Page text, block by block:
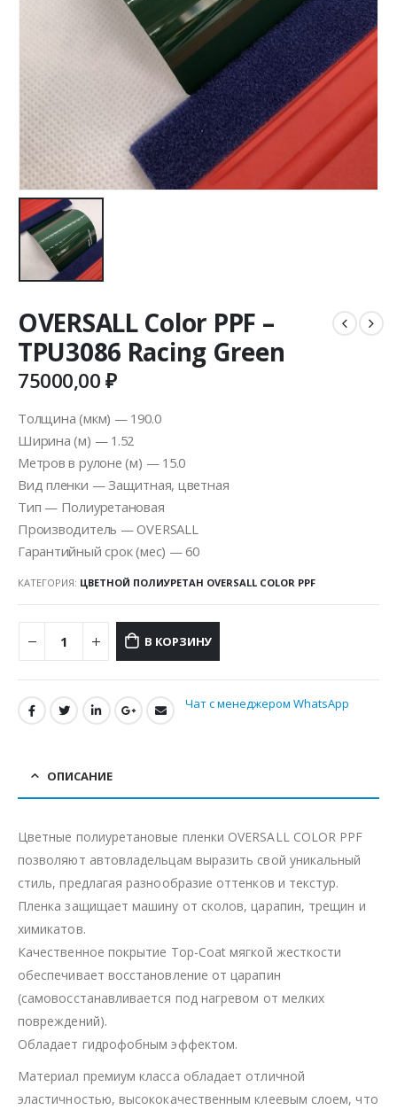
OVERSALL Color PPF –
TPU3086 Racing Green
75000,00₽
Толщина (мкм) — 190.0
Ширина (м) — 1.52
Метров в рулоне (м) — 15.0
Вид пленки — Защитная, цветная
Тип — Полиуретановая
Производитель — OVERSALL
Гарантийный срок (мес) — 60
КАТЕГОРИЯ: ЦВЕТНОЙ ПОЛИУРЕТАН OVERSALL COLOR PPF
В КОРЗИНУ
Чат с менеджером WhatsApp
ОПИСАНИЕ
Цветные полиуретановые пленки OVERSALL COLOR PPF
позволяют автовладельцам выразить свой уникальный
стиль, предлагая разнообразие оттенков и текстур.
Пленка защищает машину от сколов, царапин, трещин и
химикатов.
Качественное покрытие Top-Coat мягкой жесткости
обеспечивает восстановление от царапин
(самовосстанавливается под нагревом от мелких
повреждений).
Обладает гидрофобным эффектом.
Материал премиум класса обладает отличной
эластичностью, высококачественным клеевым слоем, что